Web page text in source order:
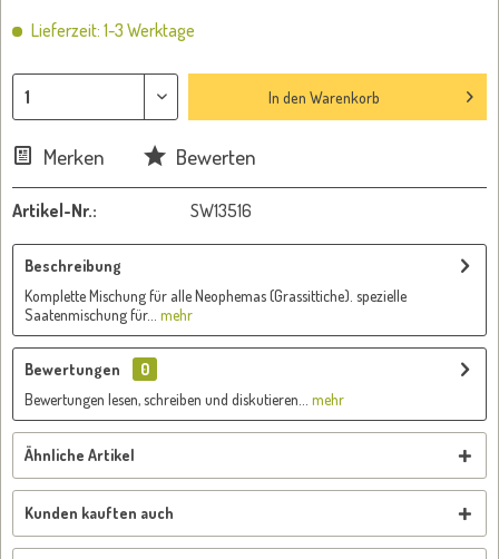
Lieferzeit: 1-3 Werktage
In den Warenkorb
Merken Bewerten
Artikel-Nr.: SW13516
Beschreibung
Komplette Mischung für alle Neophemas (Grassittiche). spezielle
Saatenmischung für...
mehr
Bewertungen
0
Bewertungen lesen, schreiben und diskutieren...
mehr
Ähnliche Artikel
Kunden kauften auch